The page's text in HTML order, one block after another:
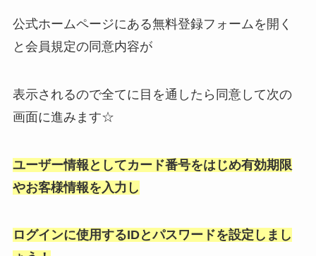
公式ホームページにある無料登録フォームを開く
と会員規定の同意内容が
表示されるので全てに目を通したら同意して次の
画面に進みます☆
ユーザー情報としてカード番号をはじめ有効期限
やお客様情報を入力し
ログインに使用するIDとパスワードを設定しまし